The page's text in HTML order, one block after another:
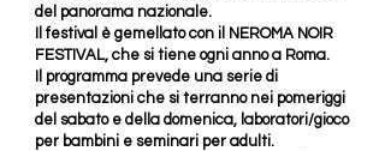
del panorama nazionale.
Il festival è gemellato con il NEROMA NOIR
FESTIVAL, che si tiene ogni anno a Roma.
Il programma prevede una serie di
presentazioni che si terranno nei pomeriggi
del sabato e della domenica, laboratori/gioco
per bambini e seminari per adulti.